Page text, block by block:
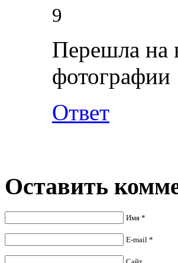
9
Перешла на
фотографии
Ответ
Оставить
Имя *
E-mail *